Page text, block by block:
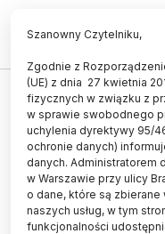
UCZELNIE I
Nowy
Człowieka
rozwój
10.04.2024
aktualizacja:
3 minuty czytania
Szanowny Czytelniku,
Zgodnie z
(UE) z dnia 27 kwietnia
fizycznych w związku z
w sprawie swobodnego
uchylenia dyrektywy 95/
ochronie danych)
danych. Administratorem
w Warszawie przy ulicy
o dane, które są
naszych usług, w tym
funkcjonalności